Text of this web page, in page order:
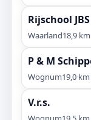
Rijschool JBS
Waarland18,9 km
P & M
Wognum19,0 km
V.r.s.